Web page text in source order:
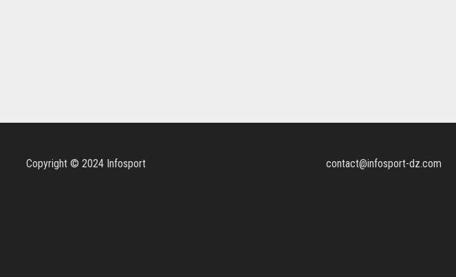
Copyright © 2024 Infosport contact@infosport-dz.com